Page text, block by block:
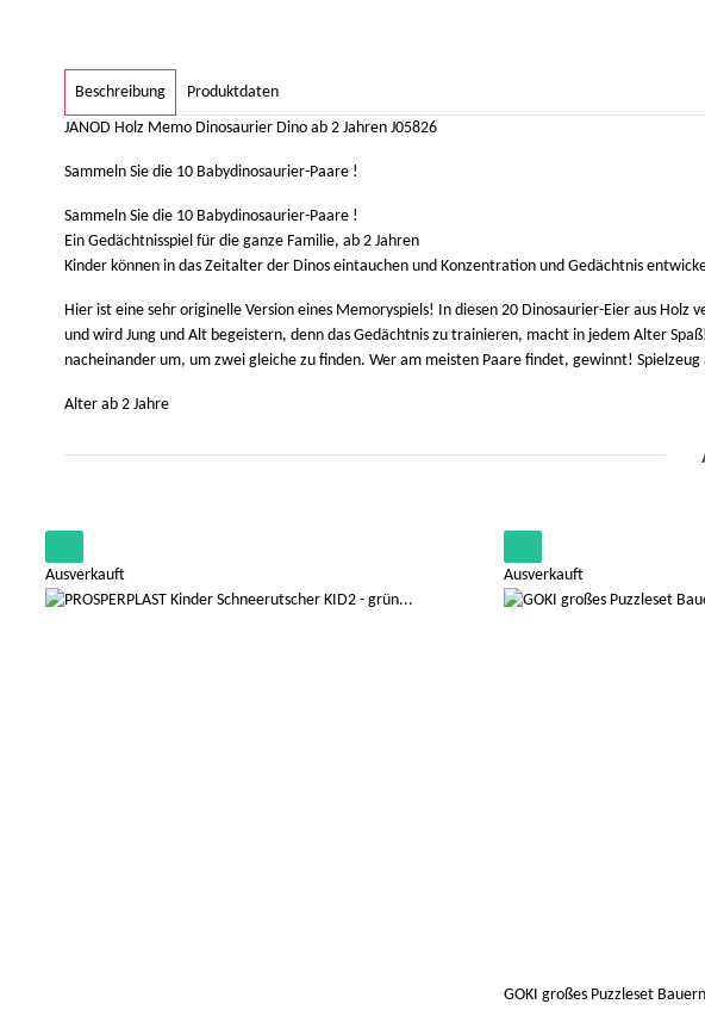
weitere Registerkarten anzeigen
Beschreibung
Produktdaten
JANOD Holz Memo Dinosaurier Dino ab 2 Jahren J05826
Sammeln Sie die 10 Babydinosaurier-Paare !
Sammeln Sie die 10 Babydinosaurier-Paare !
Ein Gedächtnisspiel für die ganze Familie, ab 2 Jahren
Kinder können in das Zeitalter der Dinos eintauchen und Konzentration und Gedächtnis
Hier ist eine sehr originelle Version eines Memoryspiels! In diesen 20 Dinosaurier-Eier aus
und wird Jung und Alt begeistern, denn das Gedächtnis zu trainieren, macht in jedem Alter
nacheinander um, um zwei gleiche zu finden. Wer am meisten Paare findet, gewinnt! Spielzeug
Alter ab 2 Jahre
Ausverkauft Ausverkauft
GOKI großes Puzzleset